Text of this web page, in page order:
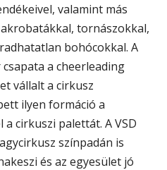
valamint más
tornászokkal,
bohócokkal. A
a cheerleading
vállalt a cirkusz
ilyen formáció a
cirkuszi palettát. A VSD
színpadán is
és az egyesület jó